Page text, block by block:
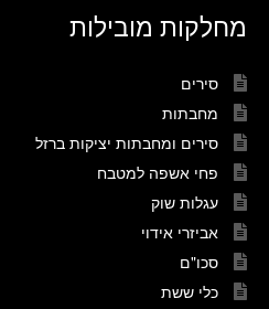
מחלקות מובילות
סירים
מחבתות
סירים ומחבתות יציקות ברזל
פחי אשפה למטבח
עגלות שוק
אביזרי אידוי
סכו"ם
כלי ששת